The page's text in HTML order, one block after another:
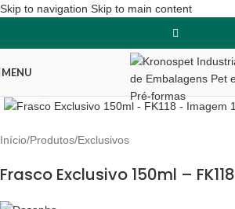
Skip to navigation Skip to main content
MENU
Clique para ampliar
Início/Produtos/Exclusivos
Frasco Exclusivo 150ml – FK118